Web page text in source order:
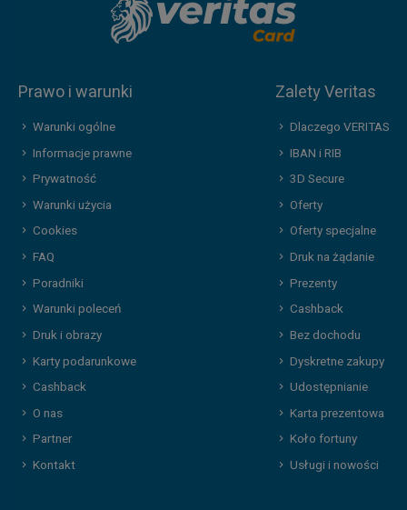
Prawo i warunki
Warunki ogólne
Informacje prawne
Prywatność
Warunki użycia
Cookies
FAQ
Poradniki
Warunki poleceń
Druk i obrazy
Karty podarunkowe
Cashback
O nas
Partner
Kontakt
Zalety Veritas
Dlaczego VERITAS
IBAN i RIB
3D Secure
Oferty
Oferty specjalne
Druk na żądanie
Prezenty
Cashback
Bez dochodu
Dyskretne zakupy
Udostępnianie
Karta prezentowa
Koło fortuny
Usługi i nowości